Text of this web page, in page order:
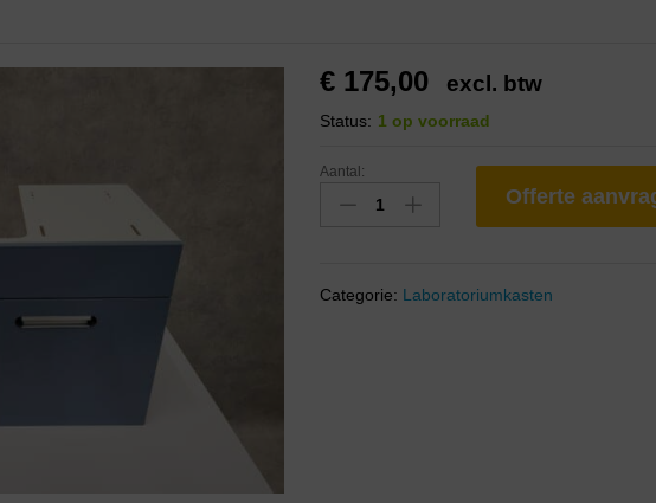
€ 175,00 excl. btw
Status: 1 op voorraad
Aantal:
Offerte
Categorie: Laboratoriumkasten